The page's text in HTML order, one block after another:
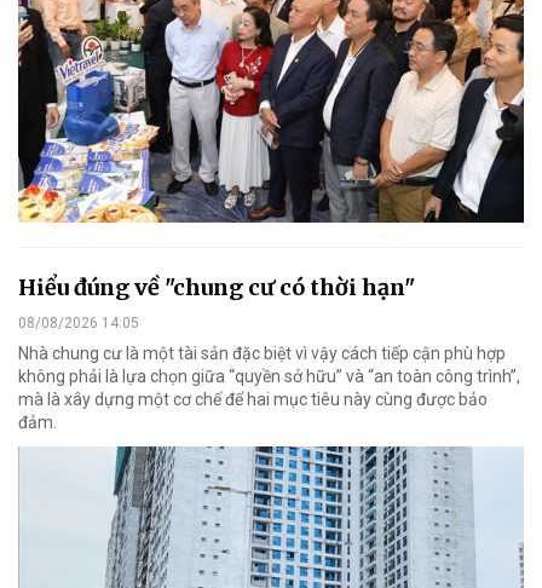
Hiểu đúng về "chung cư có thời hạn"
08/08/2026 14:05
Nhà chung cư là một tài sản đặc biệt vì vậy cách tiếp cận phù hợp
không phải là lựa chọn giữa “quyền sở hữu” và “an toàn công trình”,
mà là xây dựng một cơ chế để hai mục tiêu này cùng được bảo
đảm.